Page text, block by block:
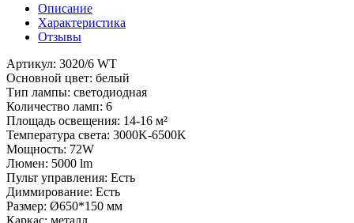
Описание
Характеристика
Отзывы
Артикул: 3020/6 WT
Основной цвет: белый
Тип лампы: светодиодная
Количество ламп: 6
Площадь освещения: 14-16 м²
Температура света: 3000K-6500K
Мощность: 72W
Люмен: 5000 lm
Пульт управления: Есть
Диммирование: Есть
Размер: Ø650*150 мм
Каркас: металл